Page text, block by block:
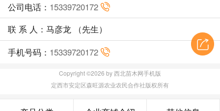
公司电话： 15339720172
联 系 人：马彦龙 （先生）
手机号码： 15339720172
Copyright ©2026 by 西北苗木网手机版
定西市安定区森旺源农业农民合作社版权所有